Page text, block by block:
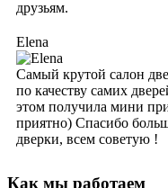
друзьям.
Elena
Самый крутой салон
по качеству самих
этом получила мини
приятно) Спасибо
дверки, всем советую !
Как мы работаем